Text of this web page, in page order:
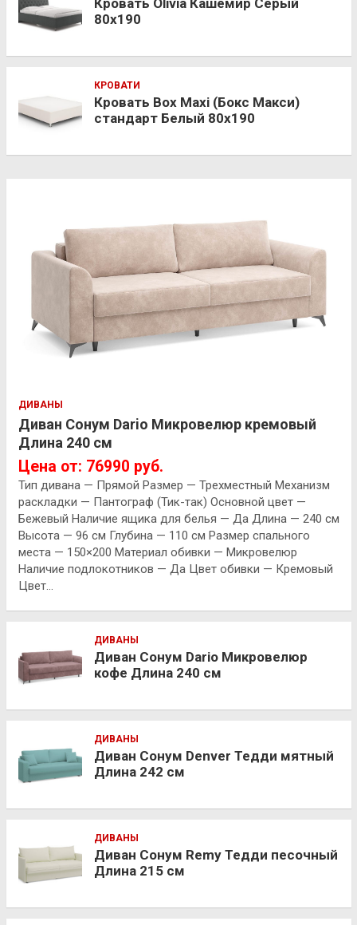
80х190
КРОВАТИ
Кровать Box Maxi (Бокс Макси)
стандарт Белый 80х190
ДИВАНЫ
Диван Сонум Dario Микровелюр кремовый
Длина 240 см
Цена от: 76990 руб.
Тип дивана — Прямой Размер — Трехместный Механизм
раскладки — Пантограф (Тик-так) Основной цвет —
Бежевый Наличие ящика для белья — Да Длина — 240 см
Высота — 96 см Глубина — 110 см Размер спального
места — 150×200 Материал обивки — Микровелюр
Наличие подлокотников — Да Цвет обивки — Кремовый
Цвет…
ДИВАНЫ
Диван Сонум Dario Микровелюр
кофе Длина 240 см
ДИВАНЫ
Диван Сонум Denver Тедди мятный
Длина 242 см
ДИВАНЫ
Диван Сонум Remy Тедди песочный
Длина 215 см